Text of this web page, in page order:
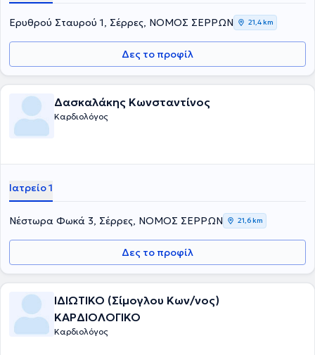
Ερυθρού Σταυρού 1, Σέρρες, ΝΟΜΟΣ ΣΕΡΡΩΝ 21,4 km
Δες το προφίλ
Δασκαλάκης Κωνσταντίνος
Καρδιολόγος
Ιατρείο 1
Νέστωρα Φωκά 3, Σέρρες, ΝΟΜΟΣ ΣΕΡΡΩΝ 21,6 km
Δες το προφίλ
ΙΔΙΩΤΙΚΟ (Σίμογλου Κων/νος)
ΚΑΡΔΙΟΛΟΓΙΚΟ
Καρδιολόγος